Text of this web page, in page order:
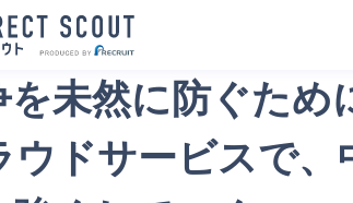
を未然に防ぐため
ウドサービスで、